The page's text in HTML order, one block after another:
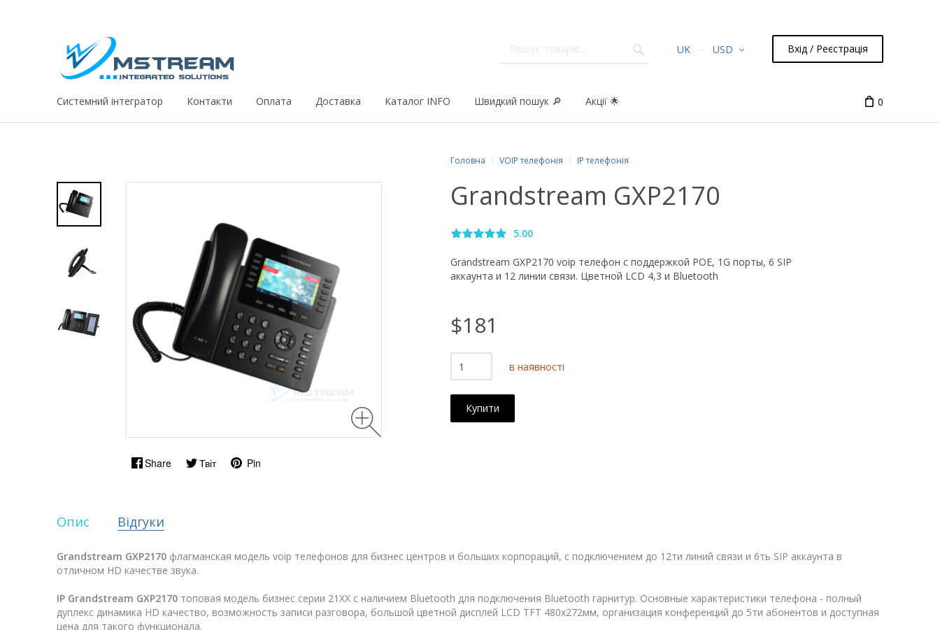
UK USD Вхід / Реєстрація
Системний iнтегратор Контакти Оплата Доставка Каталог INFO Швидкий пошук 🔎 Акції 🌟 0
Share Твіт Pin
Головна VOIP телефонія IP телефонія
Grandstream GXP2170
5.00
Grandstream GXP2170 voip телефон с поддержкой РОЕ, 1G порты, 6 SIP
аккаунта и 12 линии связи. Цветной LCD 4,3 и Bluetooth
$181
в наявності
Купити
Опис Відгуки
Grandstream GXP2170 флагманская модель voip телефонов для бизнес центров и больших корпораций, с подключением до 12ти линий связи и 6ть SIP аккаунта в
отличном HD качестве звука.
IP Grandstream GXP2170 топовая модель бизнес серии 21ХХ с наличием Bluetooth для подключения Bluetooth гарнитур. Основные характеристики телефона - полный
дуплекс динамика HD качество, возможность записи разговора, большой цветной дисплей LCD TFT 480х272мм, организация конференций до 5ти абонентов и доступная
цена для такого функционала.